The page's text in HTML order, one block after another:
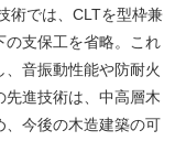
術では、CLTを型枠兼
の支保工を省略。これ
音振動性能や防耐火
進技術は、中高層木
、今後の木造建築の可